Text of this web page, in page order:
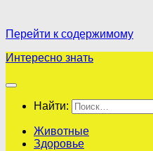
Перейти к содержимому
Интересно знать
Найти:
Животные
Здоровье